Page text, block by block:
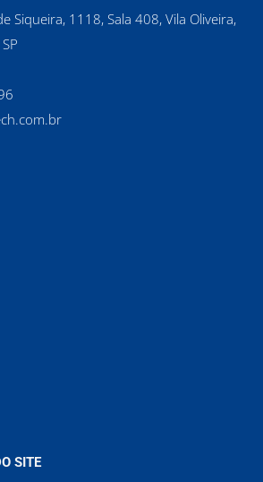
Siqueira, 1118, Sala 408, Vila Oliveira,
SITE